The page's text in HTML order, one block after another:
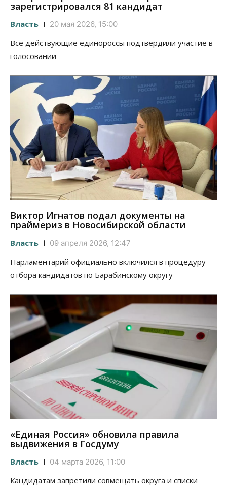
зарегистрировался 81 кандидат
Власть 20 мая 2026, 15:00
Все действующие единороссы подтвердили участие в
голосовании
Виктор Игнатов подал документы на
праймериз в Новосибирской области
Власть 09 апреля 2026, 12:47
Парламентарий официально включился в процедуру
отбора кандидатов по Барабинскому округу
«Единая Россия» обновила правила
выдвижения в Госдуму
Власть 04 марта 2026, 11:00
Кандидатам запретили совмещать округа и списки